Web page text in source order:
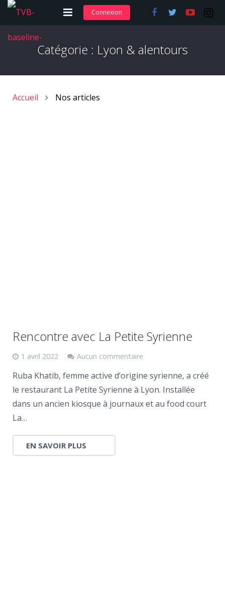
Adhérer et s’abonner
Connexion
Catégorie : Lyon & alentours
Accueil Nos articles
Rencontre avec La Petite Syrienne
1 avril 2022 Aucun commentaire
Ruba Khatib, femme active d’origine syrienne, a créé
le restaurant La Petite Syrienne à Lyon. Installée
dans un ancien kiosque à journaux et au food court
La…
EN SAVOIR PLUS